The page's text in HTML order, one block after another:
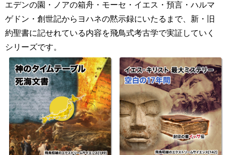
エデンの園・ノアの箱舟・モーセ・イエス・預言・ハルマ
ゲドン・創世記からヨハネの黙示録にいたるまで、新・旧
約聖書に記せれている内容を飛鳥式考古学で実証していく
シリーズです。